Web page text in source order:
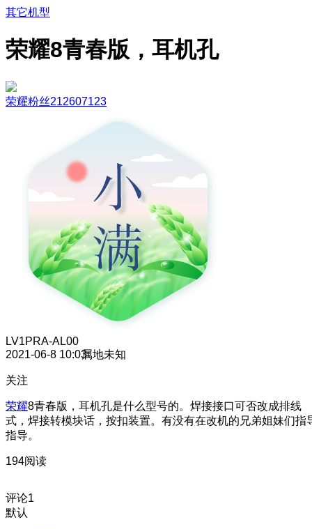
其它机型
荣耀8青春版，耳机孔
荣耀粉丝212607123
LV1PRA-AL00
2021-06-8 10:03属地未知
关注
荣耀8青春版，耳机孔是什么型号的。焊接接口可否改成排线
式，焊接转模块话，按扣装置。有没有在改机的兄弟姐妹们指
指导。
194阅读
评论1
默认